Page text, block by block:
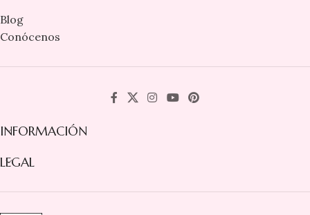
Blog
Conócenos
INFORMACIÓN
LEGAL